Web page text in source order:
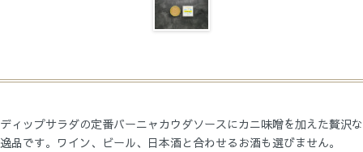
ディップサラダの定番バーニャカウダソースにカニ味噌を加えた贅沢な
逸品です。ワイン、ビール、日本酒と合わせるお酒も選びません。